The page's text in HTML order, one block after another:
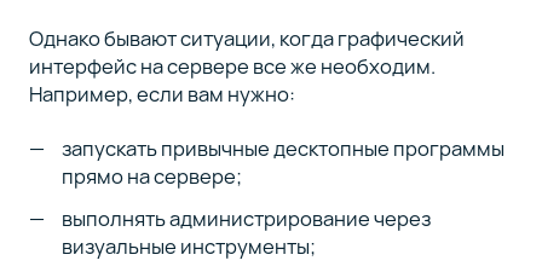
Настройка
удаленного
доступа
к GUI
Шаг 5.
работы
GUI
Однако бывают ситуации, когда графический
интерфейс на сервере все же необходим.
Например, если вам нужно:
запускать привычные десктопные программы
прямо на сервере;
выполнять администрирование через
визуальные инструменты;